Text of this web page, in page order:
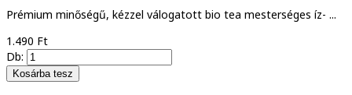
Prémium minőségű, kézzel válogatott bio tea mesterséges íz- ...
1.490 Ft
Db: